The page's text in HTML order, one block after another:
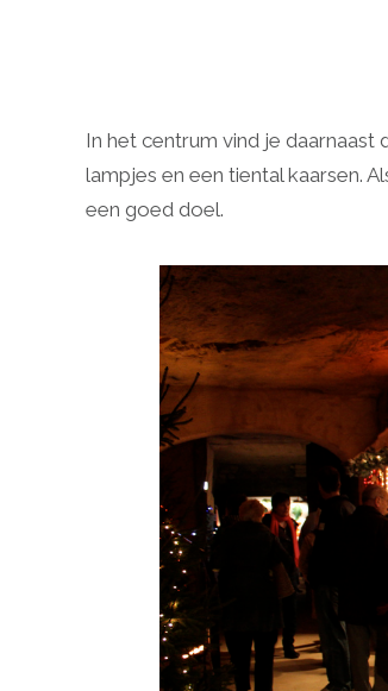
In het centrum vind je
lampjes en een tiental kaarsen.
een goed doel.